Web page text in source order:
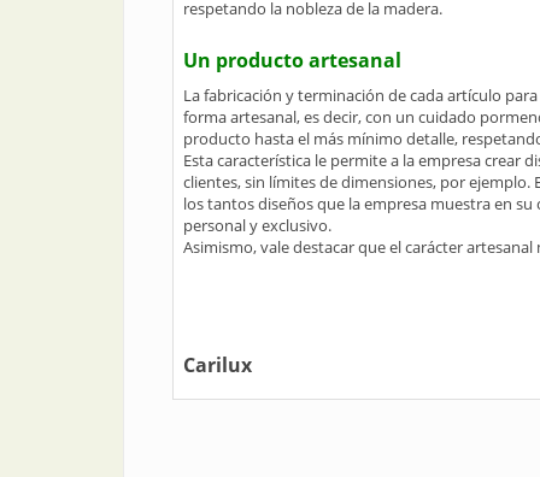
respetando la nobleza de la madera.
Un producto artesanal
La fabricación y terminación de cada artículo
forma artesanal, es decir, con un cuidado
producto hasta el más mínimo detalle,
Esta característica le permite a la empresa crear
clientes, sin límites de dimensiones, por ejemplo.
los tantos diseños que la empresa muestra en
personal y exclusivo.
Asimismo, vale destacar que el carácter
Carilux